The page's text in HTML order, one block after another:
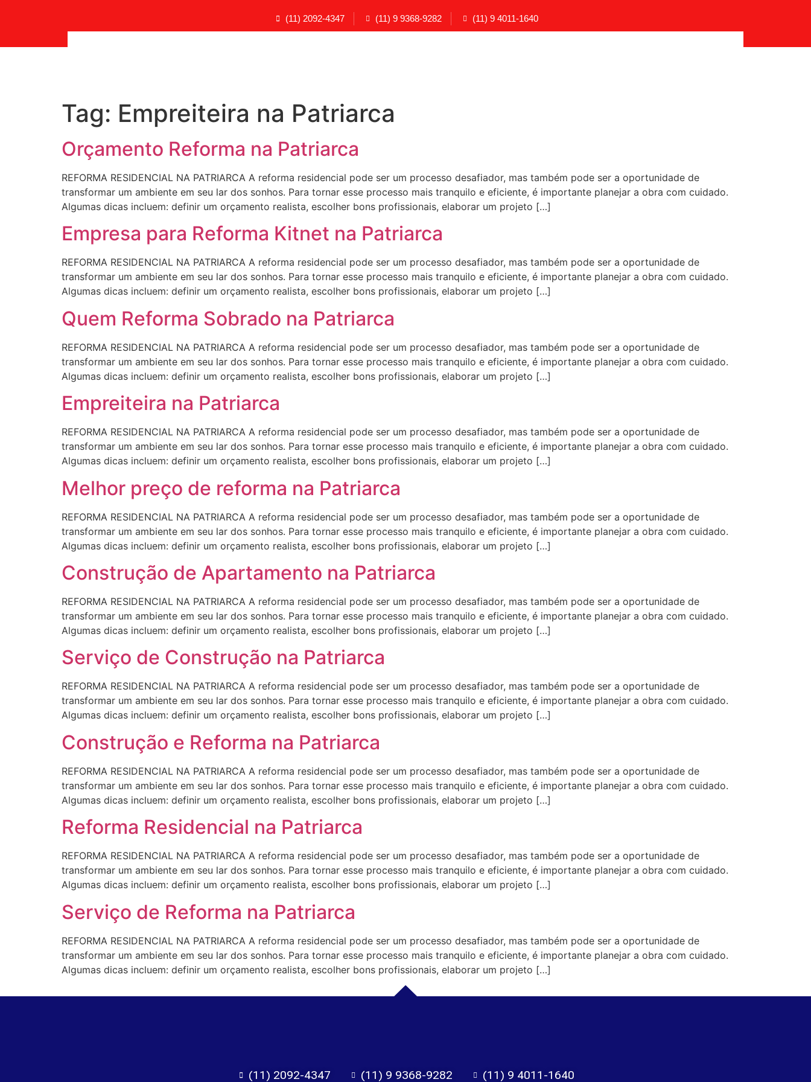
(11) 2092-4347 (11) 9 9368-9282 (11) 9 4011-1640
Tag: Empreiteira na Patriarca
Orçamento Reforma na Patriarca
REFORMA RESIDENCIAL NA PATRIARCA A reforma residencial pode ser um processo desafiador, mas também pode ser a oportunidade de
transformar um ambiente em seu lar dos sonhos. Para tornar esse processo mais tranquilo e eficiente, é importante planejar a obra com cuidado.
Algumas dicas incluem: definir um orçamento realista, escolher bons profissionais, elaborar um projeto […]
Empresa para Reforma Kitnet na Patriarca
REFORMA RESIDENCIAL NA PATRIARCA A reforma residencial pode ser um processo desafiador, mas também pode ser a oportunidade de
transformar um ambiente em seu lar dos sonhos. Para tornar esse processo mais tranquilo e eficiente, é importante planejar a obra com cuidado.
Algumas dicas incluem: definir um orçamento realista, escolher bons profissionais, elaborar um projeto […]
Quem Reforma Sobrado na Patriarca
REFORMA RESIDENCIAL NA PATRIARCA A reforma residencial pode ser um processo desafiador, mas também pode ser a oportunidade de
transformar um ambiente em seu lar dos sonhos. Para tornar esse processo mais tranquilo e eficiente, é importante planejar a obra com cuidado.
Algumas dicas incluem: definir um orçamento realista, escolher bons profissionais, elaborar um projeto […]
Empreiteira na Patriarca
REFORMA RESIDENCIAL NA PATRIARCA A reforma residencial pode ser um processo desafiador, mas também pode ser a oportunidade de
transformar um ambiente em seu lar dos sonhos. Para tornar esse processo mais tranquilo e eficiente, é importante planejar a obra com cuidado.
Algumas dicas incluem: definir um orçamento realista, escolher bons profissionais, elaborar um projeto […]
Melhor preço de reforma na Patriarca
REFORMA RESIDENCIAL NA PATRIARCA A reforma residencial pode ser um processo desafiador, mas também pode ser a oportunidade de
transformar um ambiente em seu lar dos sonhos. Para tornar esse processo mais tranquilo e eficiente, é importante planejar a obra com cuidado.
Algumas dicas incluem: definir um orçamento realista, escolher bons profissionais, elaborar um projeto […]
Construção de Apartamento na Patriarca
REFORMA RESIDENCIAL NA PATRIARCA A reforma residencial pode ser um processo desafiador, mas também pode ser a oportunidade de
transformar um ambiente em seu lar dos sonhos. Para tornar esse processo mais tranquilo e eficiente, é importante planejar a obra com cuidado.
Algumas dicas incluem: definir um orçamento realista, escolher bons profissionais, elaborar um projeto […]
Serviço de Construção na Patriarca
REFORMA RESIDENCIAL NA PATRIARCA A reforma residencial pode ser um processo desafiador, mas também pode ser a oportunidade de
transformar um ambiente em seu lar dos sonhos. Para tornar esse processo mais tranquilo e eficiente, é importante planejar a obra com cuidado.
Algumas dicas incluem: definir um orçamento realista, escolher bons profissionais, elaborar um projeto […]
Construção e Reforma na Patriarca
REFORMA RESIDENCIAL NA PATRIARCA A reforma residencial pode ser um processo desafiador, mas também pode ser a oportunidade de
transformar um ambiente em seu lar dos sonhos. Para tornar esse processo mais tranquilo e eficiente, é importante planejar a obra com cuidado.
Algumas dicas incluem: definir um orçamento realista, escolher bons profissionais, elaborar um projeto […]
Reforma Residencial na Patriarca
REFORMA RESIDENCIAL NA PATRIARCA A reforma residencial pode ser um processo desafiador, mas também pode ser a oportunidade de
transformar um ambiente em seu lar dos sonhos. Para tornar esse processo mais tranquilo e eficiente, é importante planejar a obra com cuidado.
Algumas dicas incluem: definir um orçamento realista, escolher bons profissionais, elaborar um projeto […]
Serviço de Reforma na Patriarca
REFORMA RESIDENCIAL NA PATRIARCA A reforma residencial pode ser um processo desafiador, mas também pode ser a oportunidade de
transformar um ambiente em seu lar dos sonhos. Para tornar esse processo mais tranquilo e eficiente, é importante planejar a obra com cuidado.
Algumas dicas incluem: definir um orçamento realista, escolher bons profissionais, elaborar um projeto […]
(11) 2092-4347 (11) 9 9368-9282 (11) 9 4011-1640